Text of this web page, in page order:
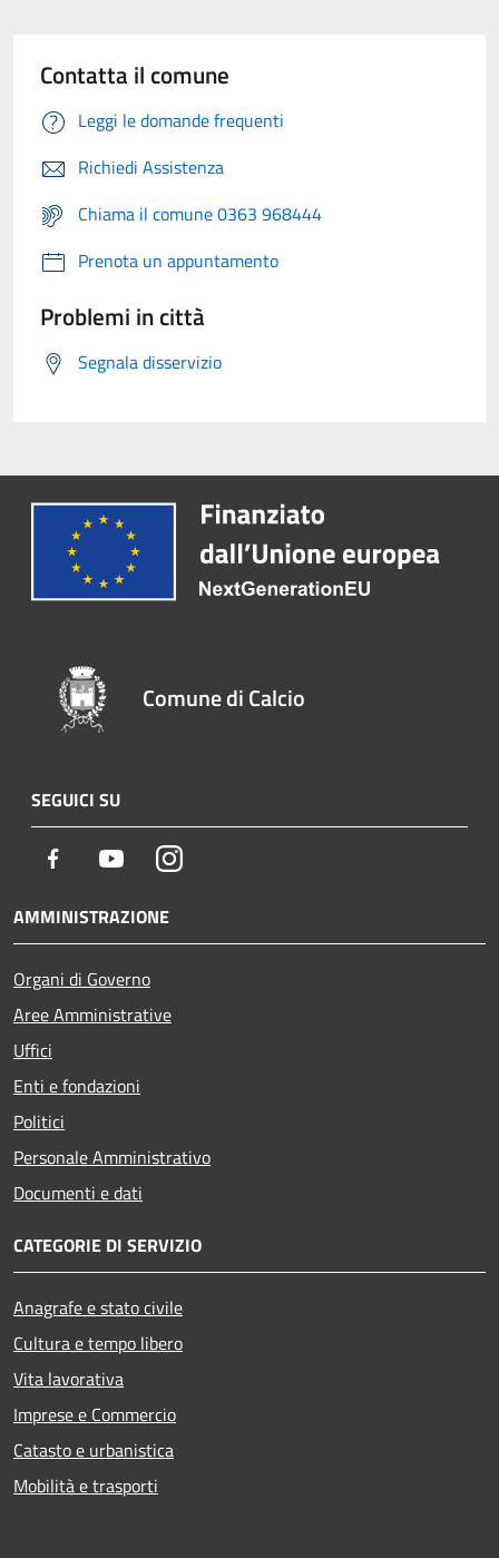
Contatta il comune
Leggi le domande frequenti
Richiedi Assistenza
Chiama il comune 0363 968444
Prenota un appuntamento
Problemi in città
Segnala disservizio
Comune di Calcio
SEGUICI SU
Facebook YoutubeInstagram
AMMINISTRAZIONE
Organi di Governo
Aree Amministrative
Uffici
Enti e fondazioni
Politici
Personale Amministrativo
Documenti e dati
CATEGORIE DI SERVIZIO
Anagrafe e stato civile
Cultura e tempo libero
Vita lavorativa
Imprese e Commercio
Catasto e urbanistica
Mobilità e trasporti